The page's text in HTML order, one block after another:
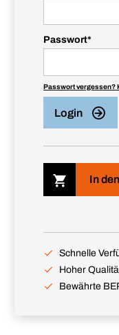
Passwort*
Passwort vergessen?
Login
In
Schnelle
Hoher
Bewährte